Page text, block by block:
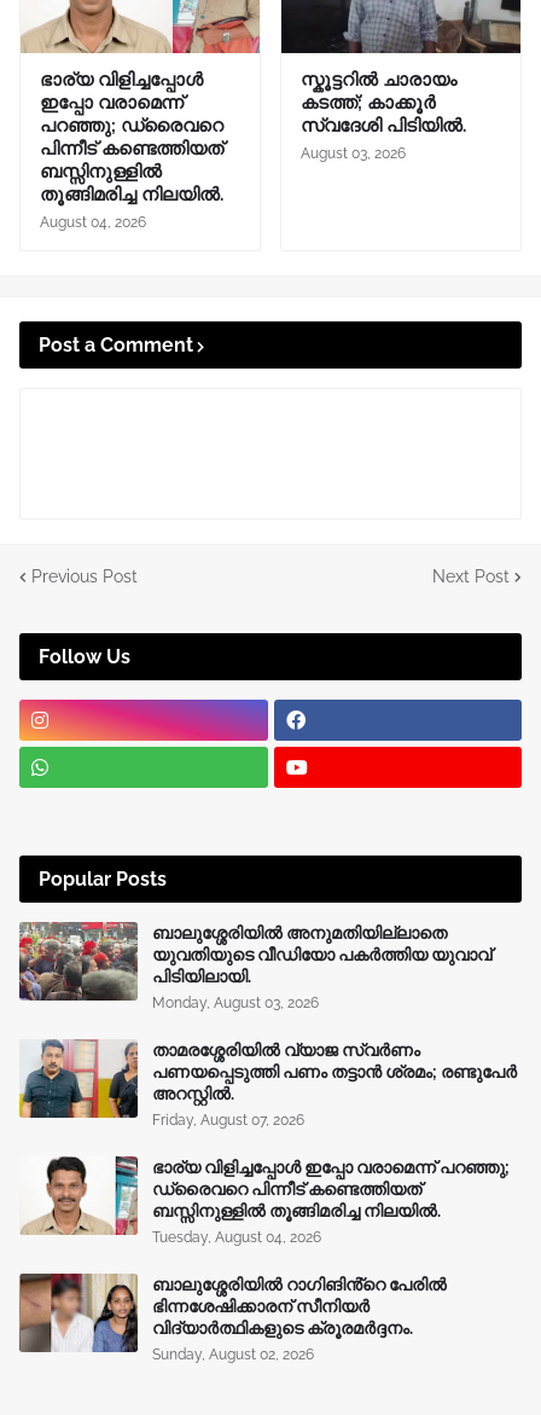
ഭാര്യ വിളിച്ചപ്പോള്‍
ഇപ്പോ വരാമെന്ന്
പറഞ്ഞു; ഡ്രൈവറെ
പിന്നീട് കണ്ടെത്തിയത്
ബസ്സിനുള്ളില്‍
തൂങ്ങിമരിച്ച നിലയിൽ.
August 04, 2026
സ്കൂട്ടറിൽ ചാരായം
കടത്ത്; കാക്കൂർ
സ്വദേശി പിടിയിൽ.
August 03, 2026
Post a Comment
Previous Post Next Post
Follow Us
Popular Posts
ബാലുശ്ശേരിയിൽ അനുമതിയില്ലാതെ
യുവതിയുടെ വീഡിയോ പകർത്തിയ യുവാവ്
പിടിയിലായി.
Monday, August 03, 2026
താമരശ്ശേരിയിൽ വ്യാജ സ്വർണം
പണയപ്പെടുത്തി പണം തട്ടാൻ ശ്രമം; രണ്ടുപേർ
അറസ്റ്റിൽ.
Friday, August 07, 2026
ഭാര്യ വിളിച്ചപ്പോള്‍ ഇപ്പോ വരാമെന്ന് പറഞ്ഞു;
ഡ്രൈവറെ പിന്നീട് കണ്ടെത്തിയത്
ബസ്സിനുള്ളില്‍ തൂങ്ങിമരിച്ച നിലയിൽ.
Tuesday, August 04, 2026
ബാലുശ്ശേരിയിൽ റാഗിങിൻ്റെ പേരിൽ
ഭിന്നശേഷിക്കാരന് സീനിയർ
വിദ്യാർത്ഥികളുടെ ക്രൂരമര്‍ദ്ദനം.
Sunday, August 02, 2026